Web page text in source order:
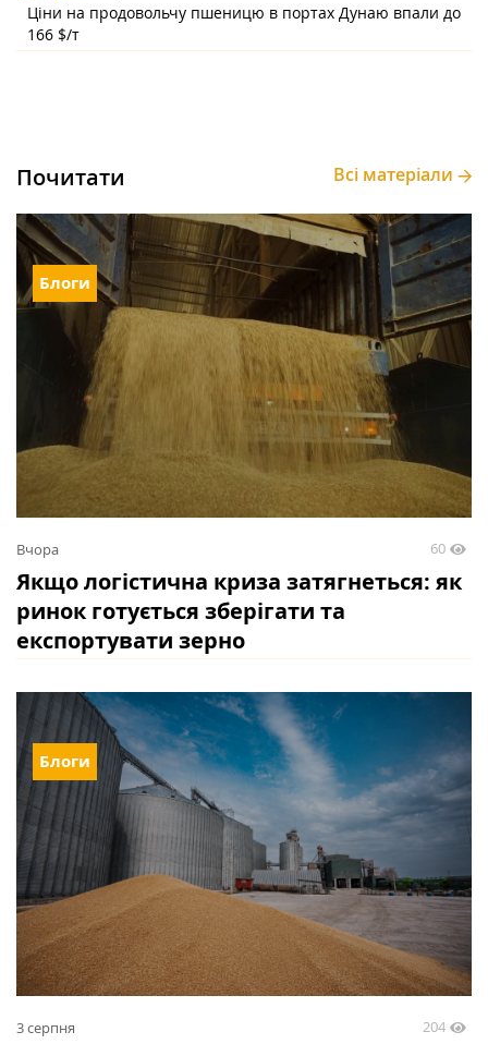
Ціни на продовольчу пшеницю в портах Дунаю впали до
166 $/т
Почитати Всі матеріали
Блоги
Вчора 60
Якщо логістична криза затягнеться: як
ринок готується зберігати та
експортувати зерно
Блоги
3 серпня 204